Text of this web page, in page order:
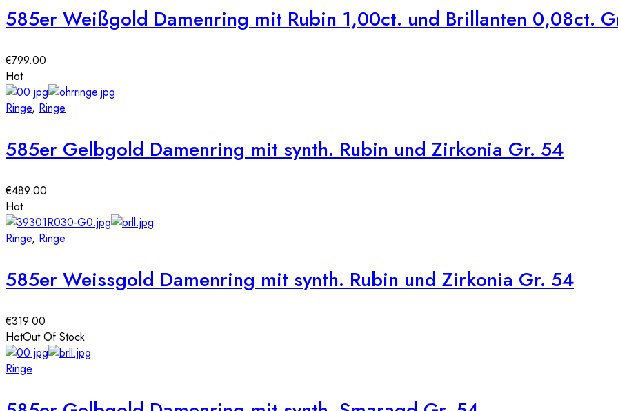
585er Weißgold Damenring mit Rubin 1,00ct. und Brillanten 0,08ct.
€799.00
Hot
Ringe, Ringe
585er Gelbgold Damenring mit synth. Rubin und Zirkonia Gr. 54
€489.00
Hot
Ringe, Ringe
585er Weissgold Damenring mit synth. Rubin und Zirkonia Gr. 54
€319.00
HotOut Of Stock
Ringe